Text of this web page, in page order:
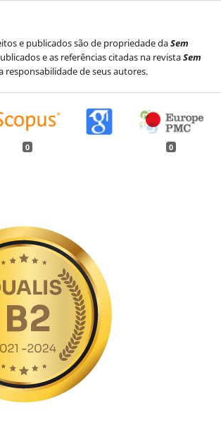
e publicados são de propriedade daSem
e as referências citadas na revistaSem
responsabilidade de seus autores.
0 0